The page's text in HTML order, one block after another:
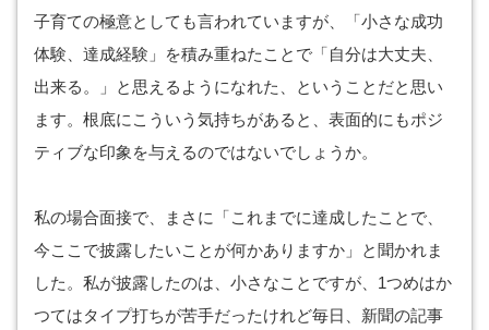
子育ての極意としても言われていますが、「小さな成功
体験、達成経験」を積み重ねたことで「自分は大丈夫、
出来る。」と思えるようになれた、ということだと思い
ます。根底にこういう気持ちがあると、表面的にもポジ
ティブな印象を与えるのではないでしょうか。
私の場合面接で、まさに「これまでに達成したことで、
今ここで披露したいことが何かありますか」と聞かれま
した。私が披露したのは、小さなことですが、1つめはか
つてはタイプ打ちが苦手だったけれど毎日、新聞の記事